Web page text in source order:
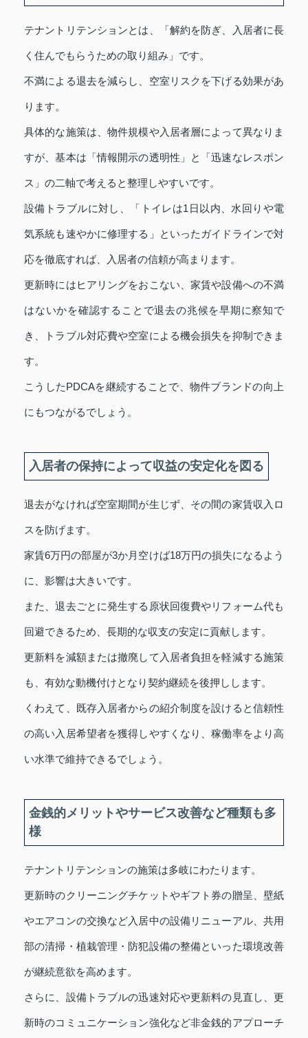
テナントリテンションとは、「解約を防ぎ、入居者に長
く住んでもらうための取り組み」です。
不満による退去を減らし、空室リスクを下げる効果があ
ります。
具体的な施策は、物件規模や入居者層によって異なりま
すが、基本は「情報開示の透明性」と「迅速なレスポン
ス」の二軸で考えると整理しやすいです。
設備トラブルに対し、「トイレは1日以内、水回りや電
気系統も速やかに修理する」といったガイドラインで対
応を徹底すれば、入居者の信頼が高まります。
更新時にはヒアリングをおこない、家賃や設備への不満
はないかを確認することで退去の兆候を早期に察知で
き、トラブル対応費や空室による機会損失を抑制できま
す。
こうしたPDCAを継続することで、物件ブランドの向上
にもつながるでしょう。
入居者の保持によって収益の安定化を図る
退去がなければ空室期間が生じず、その間の家賃収入ロ
スを防げます。
家賃6万円の部屋が3か月空けば18万円の損失になるよう
に、影響は大きいです。
また、退去ごとに発生する原状回復費やリフォーム代も
回避できるため、長期的な収支の安定に貢献します。
更新料を減額または撤廃して入居者負担を軽減する施策
も、有効な動機付けとなり契約継続を後押しします。
くわえて、既存入居者からの紹介制度を設けると信頼性
の高い入居希望者を獲得しやすくなり、稼働率をより高
い水準で維持できるでしょう。
金銭的メリットやサービス改善など種類も多
様
テナントリテンションの施策は多岐にわたります。
更新時のクリーニングチケットやギフト券の贈呈、壁紙
やエアコンの交換など入居中の設備リニューアル、共用
部の清掃・植栽管理・防犯設備の整備といった環境改善
が継続意欲を高めます。
さらに、設備トラブルの迅速対応や更新料の見直し、更
新時のコミュニケーション強化など非金銭的アプローチ